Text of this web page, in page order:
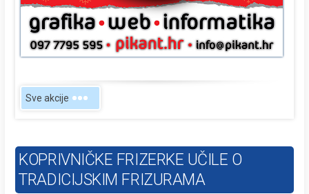
Sve akcije
KOPRIVNIČKE FRIZERKE UČILE O
TRADICIJSKIM FRIZURAMA